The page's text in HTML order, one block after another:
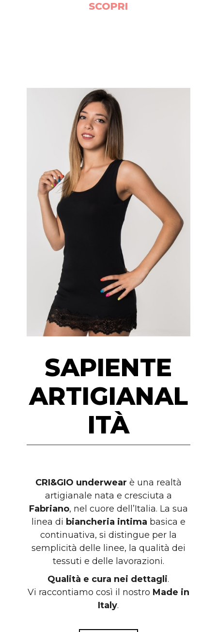
SCOPRI
SAPIENTE
ARTIGIANAL
ITÀ
CRI&GIO underwear è una realtà
artigianale nata e cresciuta a
Fabriano, nel cuore dell’Italia. La sua
linea di biancheria intima basica e
continuativa, si distingue per la
semplicità delle linee, la qualità dei
tessuti e delle lavorazioni.
Qualità e cura nei dettagli.
Vi raccontiamo così il nostro Made in
Italy.